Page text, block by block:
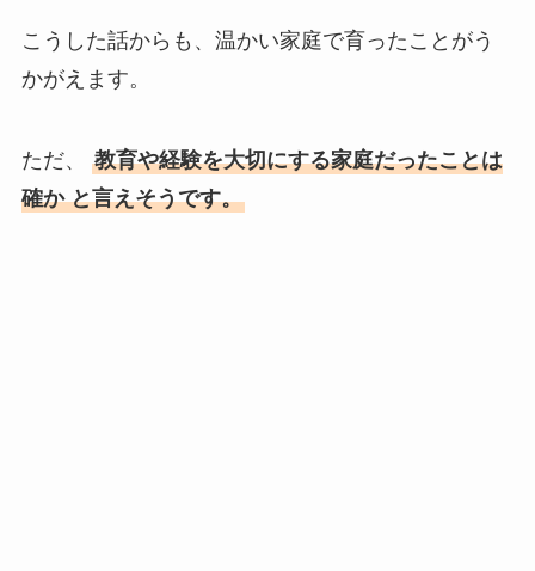
こうした話からも、温かい家庭で育ったことがう
かがえます。
ただ、 教育や経験を大切にする家庭だったことは
確か と言えそうです。